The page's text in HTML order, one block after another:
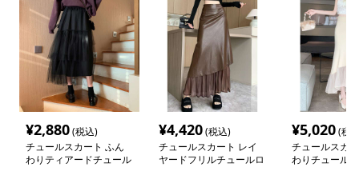
¥2,880(税込)
チュールスカート ふん
わりティアードチュール
¥4,420(税込)
チュールスカート レイ
ヤードフリルチュールロ
¥5,020(税
チュールスカ
わりチュール